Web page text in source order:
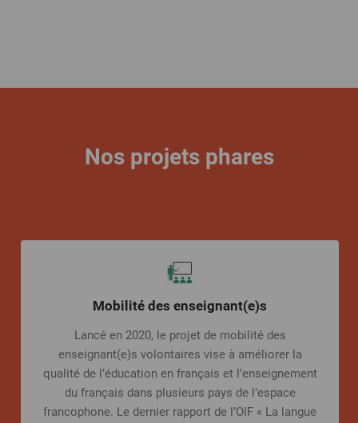
Nos projets phares
Mobilité des enseignant(e)s
Lancé en 2020, le projet de mobilité des
enseignant(e)s volontaires vise à améliorer la
qualité de l’éducation en français et l’enseignement
du français dans plusieurs pays de l’espace
francophone. Le dernier rapport de l’OIF « La langue